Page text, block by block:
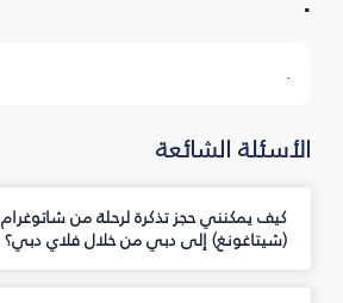
.
الأسئلة الشائعة
كيف يمكنني حجز تذكرة لرحلة من شاتوغرام
(شيتاغونغ) إلى دبي من خلال فلاي دبي؟